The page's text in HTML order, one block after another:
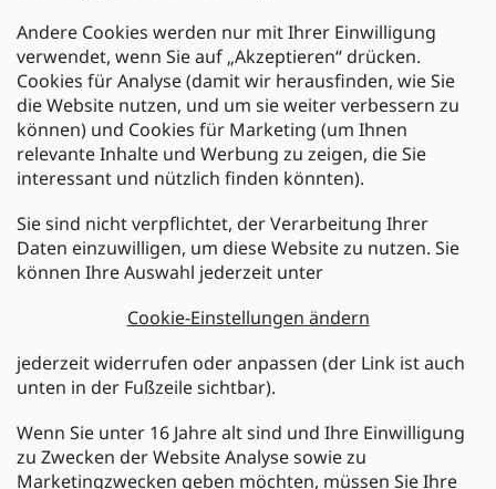
Andere Cookies werden nur mit Ihrer Einwilligung
verwendet, wenn Sie auf „Akzeptieren“ drücken.
Cookies für Analyse (damit wir herausfinden, wie Sie
die Website nutzen, und um sie weiter verbessern zu
können) und Cookies für Marketing (um Ihnen
relevante Inhalte und Werbung zu zeigen, die Sie
interessant und nützlich finden könnten).
Sie sind nicht verpflichtet, der Verarbeitung Ihrer
Daten einzuwilligen, um diese Website zu nutzen. Sie
können Ihre Auswahl jederzeit unter
Cookie-Einstellungen ändern
jederzeit widerrufen oder anpassen (der Link ist auch
unten in der Fußzeile sichtbar).
Wenn Sie unter 16 Jahre alt sind und Ihre Einwilligung
zu Zwecken der Website Analyse sowie zu
Marketingzwecken geben möchten, müssen Sie Ihre
Zahlarten:
Newsletter abonnieren
Legen Sie Ihre E-Mail ein und wir werden Ihnen Informationen
über neue Produkte in unserem E-Shop zusenden.
E-Mail
Melden Sie sich jetzt für den mükra Newsletter an,
kostenlos und jederzeit kündbar! Mit der Anmeldung zum
Newsletter bestätigen Sie Ihr Einverständnis mit der
Datenschutzerklärung.